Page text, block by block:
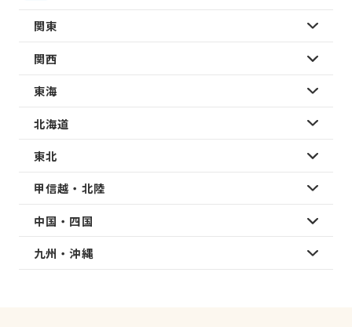
関東
関西
東海
北海道
東北
甲信越・北陸
中国・四国
九州・沖縄